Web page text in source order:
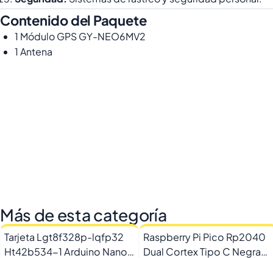
Contenido del Paquete
1 Módulo GPS GY-NEO6MV2
1 Antena
Más de esta categoría
Tarjeta Lgt8f328p-lqfp32
Ht42b534-1 Arduino Nano
Raspberry Pi Pico Rp2040
Dual Cortex Tipo C Negra